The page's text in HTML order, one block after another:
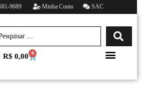
9689 Minha Conta SAC
R$ 0,00 0